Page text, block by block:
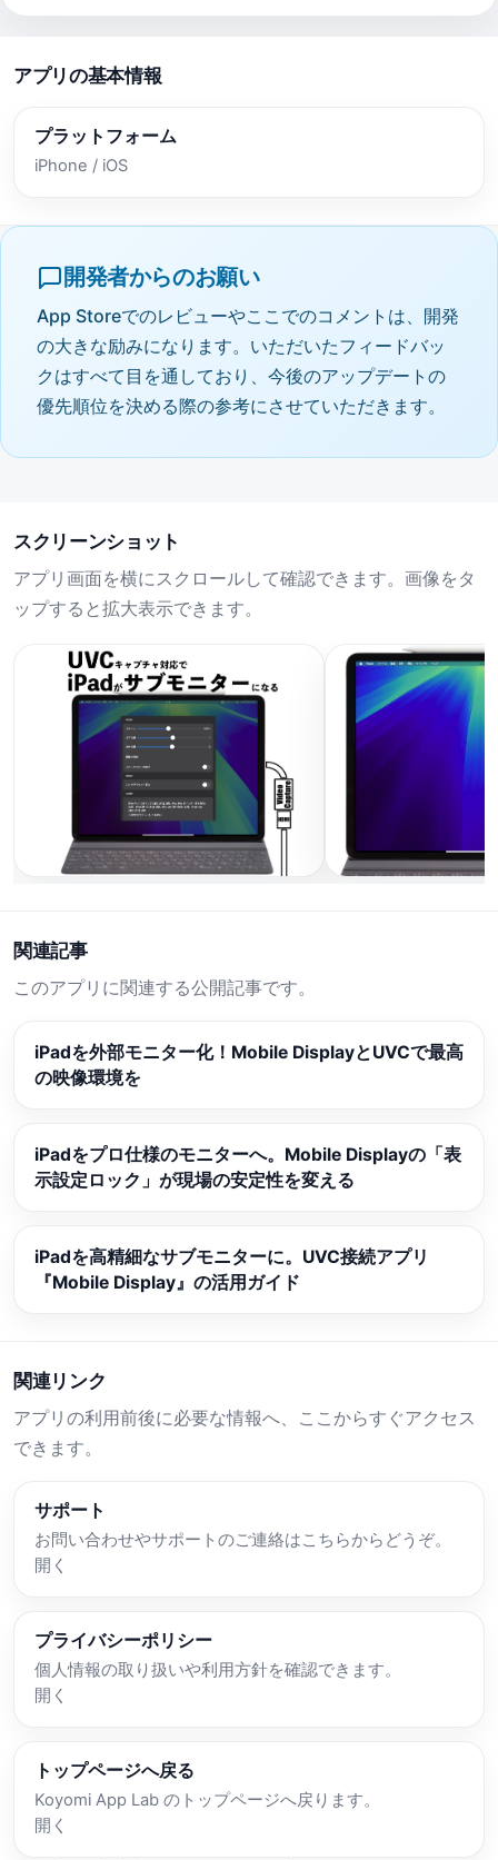
アプリの基本情報
プラットフォーム
iPhone / iOS
開発者からのお願い
App Storeでのレビューやここでのコメントは、開発
の大きな励みになります。いただいたフィードバッ
クはすべて目を通しており、今後のアップデートの
優先順位を決める際の参考にさせていただきます。
スクリーンショット
アプリ画面を横にスクロールして確認できます。画像をタ
ップすると拡大表示できます。
関連記事
このアプリに関連する公開記事です。
iPadを外部モニター化！Mobile DisplayとUVCで最高
の映像環境を
iPadをプロ仕様のモニターへ。Mobile Displayの「表
示設定ロック」が現場の安定性を変える
iPadを高精細なサブモニターに。UVC接続アプリ
『Mobile Display』の活用ガイド
関連リンク
アプリの利用前後に必要な情報へ、ここからすぐアクセス
できます。
サポート
お問い合わせやサポートのご連絡はこちらからどうぞ。
開く
プライバシーポリシー
個人情報の取り扱いや利用方針を確認できます。
開く
トップページへ戻る
Koyomi App Lab のトップページへ戻ります。
開く